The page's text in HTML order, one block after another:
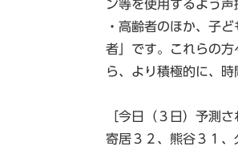
ン等を使用するよう声
・高齢者のほか、子
者」です。これらの
ら、より積極的に、
［今日（３日）予測
寄居３２、熊谷３１